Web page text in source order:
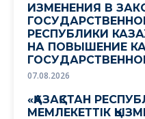
ИЗМЕНЕНИЯ В
РЕСПУБЛИКИ
НА ПОВЫШЕНИЕ
07.08.2026
«ҚАЗАҚСТАН
МЕМЛЕКЕТТІК